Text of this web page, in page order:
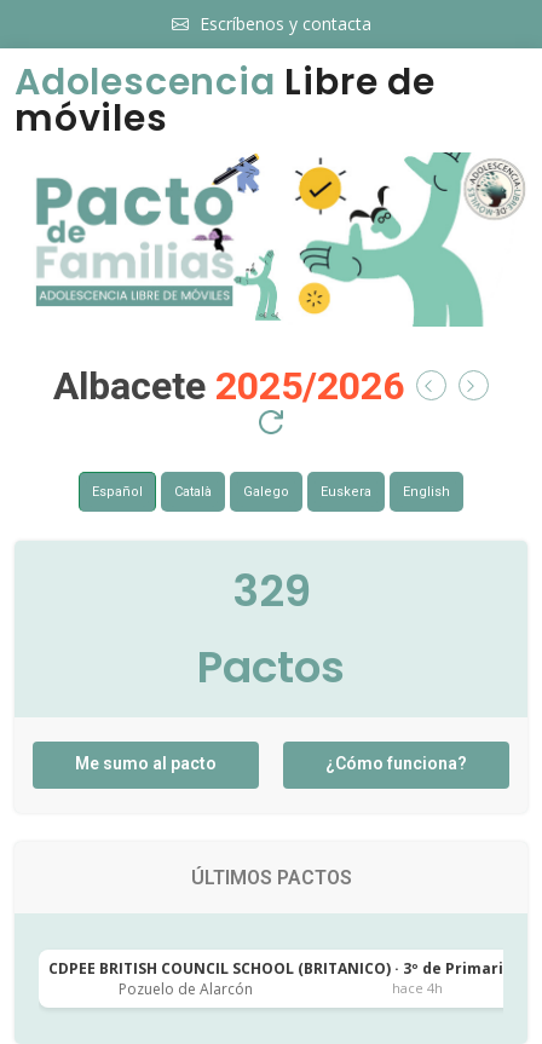
Escríbenos y contacta
Adolescencia Libre de
móviles
Albacete 2025/2026
Español Català Galego Euskera English
329
Pactos
Me sumo al pacto ¿Cómo funciona?
ÚLTIMOS PACTOS
CDPEE BRITISH COUNCIL SCHOOL (BRITANICO) · 3º de Primaria
Pozuelo de Alarcón
hace 4h